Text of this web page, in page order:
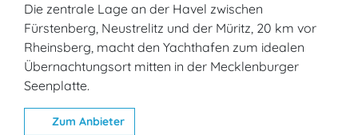
Die zentrale Lage an der Havel zwischen
Fürstenberg, Neustrelitz und der Müritz, 20 km vor
Rheinsberg, macht den Yachthafen zum idealen
Übernachtungsort mitten in der Mecklenburger
Seenplatte.
Zum Anbieter